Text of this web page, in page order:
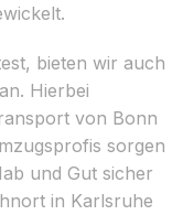
bieten wir auch
an. Hierbei
von Bonn
sorgen
und Gut sicher
in Karlsruhe